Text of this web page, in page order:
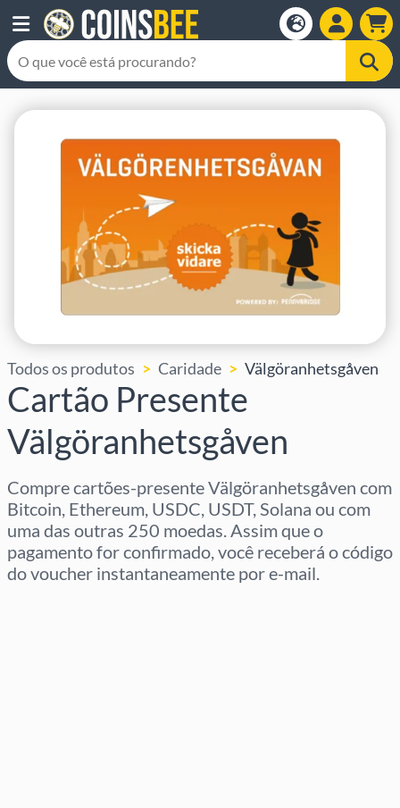
Todos os produtos Caridade Välgöranhetsgåven
Cartão Presente
Välgöranhetsgåven
Compre cartões-presente Välgöranhetsgåven com
Bitcoin, Ethereum, USDC, USDT, Solana ou com
uma das outras 250 moedas. Assim que o
pagamento for confirmado, você receberá o código
do voucher instantaneamente por e-mail.